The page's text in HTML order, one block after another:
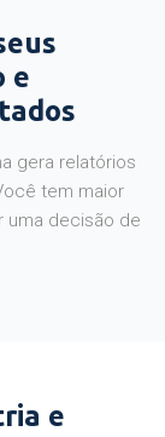
e
gera relatórios
tem maior
uma decisão de
e